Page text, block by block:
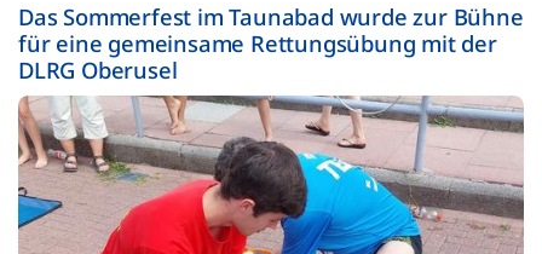
Das Sommerfest im Taunabad wurde zur Bühne
für eine gemeinsame Rettungsübung mit der
DLRG Oberusel